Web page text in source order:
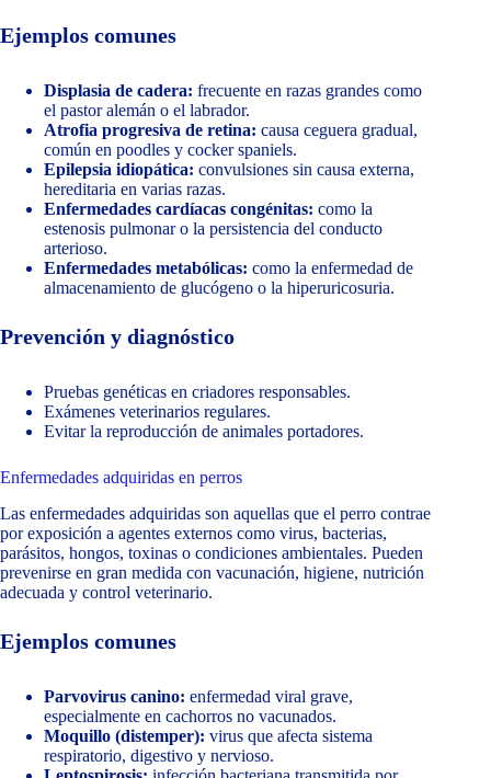
Ejemplos comunes
Displasia de cadera: frecuente en razas grandes como
el pastor alemán o el labrador.
Atrofia progresiva de retina: causa ceguera gradual,
común en poodles y cocker spaniels.
Epilepsia idiopática: convulsiones sin causa externa,
hereditaria en varias razas.
Enfermedades cardíacas congénitas: como la
estenosis pulmonar o la persistencia del conducto
arterioso.
Enfermedades metabólicas: como la enfermedad de
almacenamiento de glucógeno o la hiperuricosuria.
Prevención y diagnóstico
Pruebas genéticas en criadores responsables.
Exámenes veterinarios regulares.
Evitar la reproducción de animales portadores.
Enfermedades adquiridas en perros
Las enfermedades adquiridas son aquellas que el perro contrae
por exposición a agentes externos como virus, bacterias,
parásitos, hongos, toxinas o condiciones ambientales. Pueden
prevenirse en gran medida con vacunación, higiene, nutrición
adecuada y control veterinario.
Ejemplos comunes
Parvovirus canino: enfermedad viral grave,
especialmente en cachorros no vacunados.
Moquillo (distemper): virus que afecta sistema
respiratorio, digestivo y nervioso.